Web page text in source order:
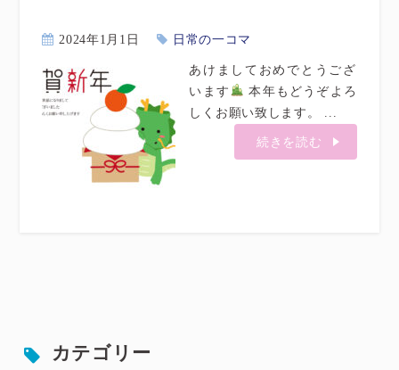
2024年1月1日 日常の一コマ
あけましておめでとうござ
います
本年もどうぞよろ
しくお願い致します。 ...
続きを読む
カテゴリー